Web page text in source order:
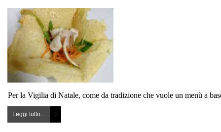
Per la Vigilia di Natale, come da tradizione che vuole un menù a
Leggi tutto...